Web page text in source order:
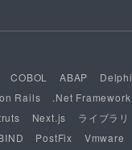
COBOL ABAP Delphi
Rails .Net Framework
Next.js ライブラリ
PostFix Vmware